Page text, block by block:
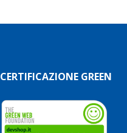
CERTIFICAZIONE GREEN